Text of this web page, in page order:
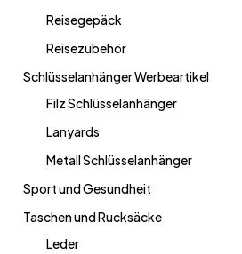
Reisegepäck
Reisezubehör
Schlüsselanhänger Werbeartikel
Filz Schlüsselanhänger
Lanyards
Metall Schlüsselanhänger
Sport und Gesundheit
Taschen und Rucksäcke
Leder